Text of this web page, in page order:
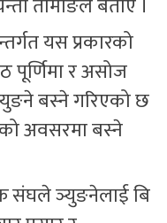
तामाङले बताए ।
यस प्रकारको
पूर्णिमा र असोज
बस्ने गरिएको छ
अवसरमा बस्ने
संघले ञ्युङनेलाई बि